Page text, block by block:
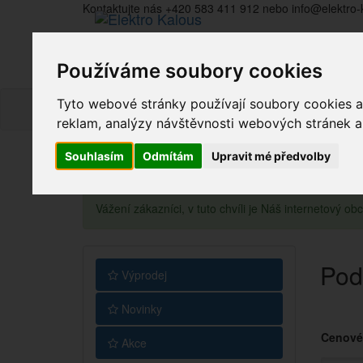
Používáme soubory cookies
Tyto webové stránky používají soubory cookies
reklam, analýzy návštěvnosti webových stránek
Souhlasím Odmítám Upravit mé předvolby
Kontaktujte nás +420 583 411 912 nebo
Vážení zákazníci, v tuto chvíli je Náš internetový
Výprodej
Novinky
Akce